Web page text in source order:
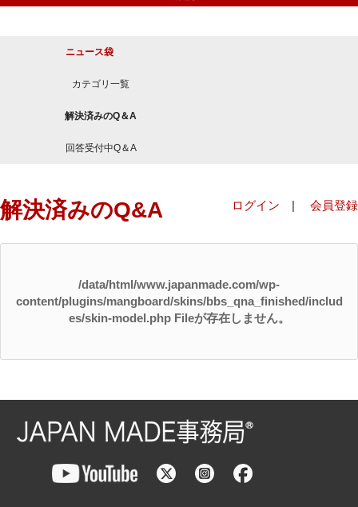
ニュース袋
カテゴリ一覧
解決済みのQ＆A
回答受付中Q＆A
解決済みのQ&A ログイン | 会員登録
/data/html/www.japanmade.com/wp-
content/plugins/mangboard/skins/bbs_qna_finished/includ
es/skin-model.php Fileが存在しません。